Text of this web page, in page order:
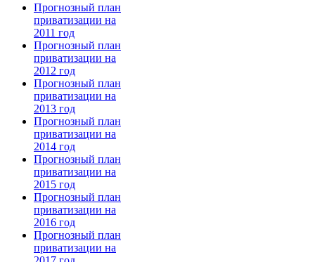
Прогнозный план
приватизации на
2011 год
Прогнозный план
приватизации на
2012 год
Прогнозный план
приватизации на
2013 год
Прогнозный план
приватизации на
2014 год
Прогнозный план
приватизации на
2015 год
Прогнозный план
приватизации на
2016 год
Прогнозный план
приватизации на